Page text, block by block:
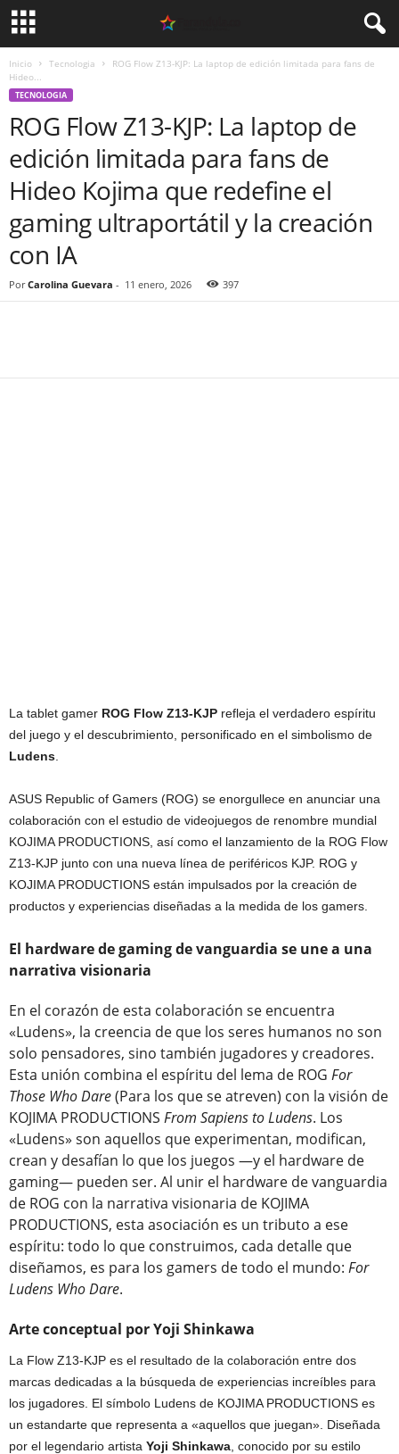
Inicio Tecnologia
ROG Flow Z13-KJP: La laptop de edición limitada para fans de
Hideo...
TECNOLOGIA
ROG Flow Z13-KJP: La laptop de
edición limitada para fans de
Hideo Kojima que redefine el
gaming ultraportátil y la creación
con IA
Por Carolina Guevara - 11 enero, 2026 397
La tablet gamer ROG Flow Z13-KJP refleja el verdadero espíritu
del juego y el descubrimiento, personificado en el simbolismo de
Ludens
ASUS Republic of Gamers (ROG) se enorgullece en anunciar una
colaboración con el estudio de videojuegos de renombre mundial
KOJIMA PRODUCTIONS, así como el lanzamiento de la ROG Flow
Z13-KJP junto con una nueva línea de periféricos KJP. ROG y
KOJIMA PRODUCTIONS están impulsados por la creación de
productos y experiencias diseñadas a la medida de los gamers.
El hardware de gaming de vanguardia se une a una
narrativa visionaria
En el corazón de esta colaboración se encuentra
«Ludens», la creencia de que los seres humanos no son
solo pensadores, sino también jugadores y creadores.
Esta unión combina el espíritu del lema de ROG For
Those Who Dare(Para los que se atreven) con la visión de
KOJIMA PRODUCTIONS From Sapiens to Ludens. Los
«Ludens» son aquellos que experimentan, modifican,
crean y desafían lo que los juegos —y el hardware de
gaming— pueden ser. Al unir el hardware de vanguardia
de ROG con la narrativa visionaria de KOJIMA
PRODUCTIONS, esta asociación es un tributo a ese
espíritu: todo lo que construimos, cada detalle que
diseñamos, es para los gamers de todo el mundo: For
Ludens Who Dare.
Arte conceptual por Yoji Shinkawa
La Flow Z13-KJP es el resultado de la colaboración entre dos
marcas dedicadas a la búsqueda de experiencias increíbles para
los jugadores. El símbolo Ludens de KOJIMA PRODUCTIONS es
un estandarte que representa a «aquellos que juegan». Diseñada
por el legendario artista Yoji Shinkawa , conocido por su estilo